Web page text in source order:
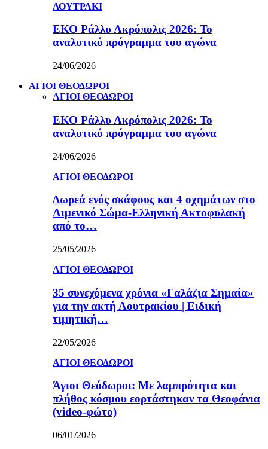
ΛΟΥΤΡΑΚΙ
ΕΚΟ Ράλλυ Ακρόπολις 2026: Το
αναλυτικό πρόγραμμα του αγώνα
24/06/2026
ΑΓΙΟΙ ΘΕΟΔΩΡΟΙ
ΑΓΙΟΙ ΘΕΟΔΩΡΟΙ
ΕΚΟ Ράλλυ Ακρόπολις 2026: Το
αναλυτικό πρόγραμμα του αγώνα
24/06/2026
ΑΓΙΟΙ ΘΕΟΔΩΡΟΙ
Δωρεά ενός σκάφους και 4 οχημάτων στο
Λιμενικό Σώμα-Ελληνική Ακτοφυλακή
από το…
25/05/2026
ΑΓΙΟΙ ΘΕΟΔΩΡΟΙ
35 συνεχόμενα χρόνια «Γαλάζια Σημαία»
για την ακτή Λουτρακίου | Ειδική
τιμητική…
22/05/2026
ΑΓΙΟΙ ΘΕΟΔΩΡΟΙ
Άγιοι Θεόδωροι: Με λαμπρότητα και
πλήθος κόσμου εορτάστηκαν τα Θεοφάνια
(video-φώτο)
06/01/2026